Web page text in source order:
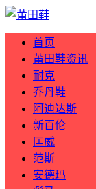
首页
莆田鞋资讯
耐克
乔丹鞋
阿迪达斯
新百伦
匡威
范斯
安德玛